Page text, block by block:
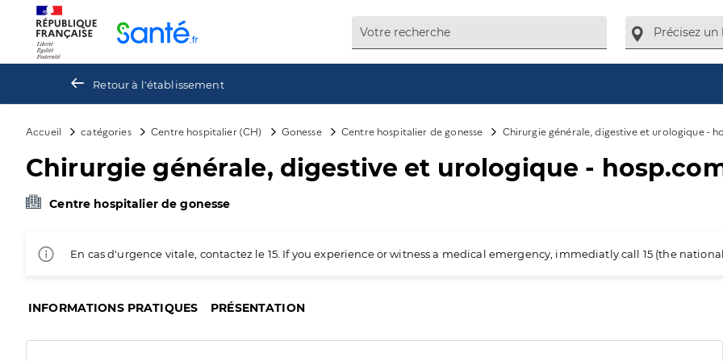
Retour à l'établissement
Accueil catégories Centre hospitalier (CH) Gonesse Centre hospitalier de gonesse Chirurgie générale, digestive et urologique -
Chirurgie générale, digestive et urologique -
Centre hospitalier de gonesse
En cas d'urgence vitale, contactez le 15. If you experience or witness a medical emergency, immediatly call 15 (the
INFORMATIONS PRATIQUES PRÉSENTATION
Panneau de gestion des cookies